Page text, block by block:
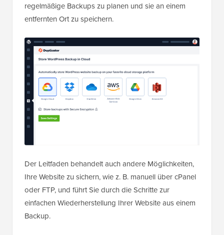
regelmäßige Backups zu planen und sie an einem
entfernten Ort zu speichern.
Der Leitfaden behandelt auch andere Möglichkeiten,
Ihre Website zu sichern, wie z. B. manuell über cPanel
oder FTP, und führt Sie durch die Schritte zur
einfachen Wiederherstellung Ihrer Website aus einem
Backup.